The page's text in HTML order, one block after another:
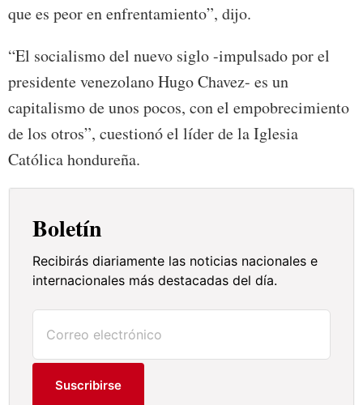
que es peor en enfrentamiento”, dijo.
“El socialismo del nuevo siglo -impulsado por el
presidente venezolano Hugo Chavez- es un
capitalismo de unos pocos, con el empobrecimiento
de los otros”, cuestionó el líder de la Iglesia
Católica hondureña.
Boletín
Recibirás diariamente las noticias nacionales e
internacionales más destacadas del día.
Suscribirse